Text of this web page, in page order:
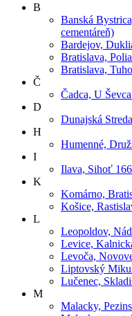
B
Banská
cementáreň)
Bardejov,
Bratislava,
Bratislava,
Č
Čadca, U
D
Dunajská
H
Humenné,
I
Ilava, Sihoť 166
K
Komárno,
Košice,
L
Leopoldov,
Levice,
Levoča,
Liptovský
Lučenec,
M
Malacky,